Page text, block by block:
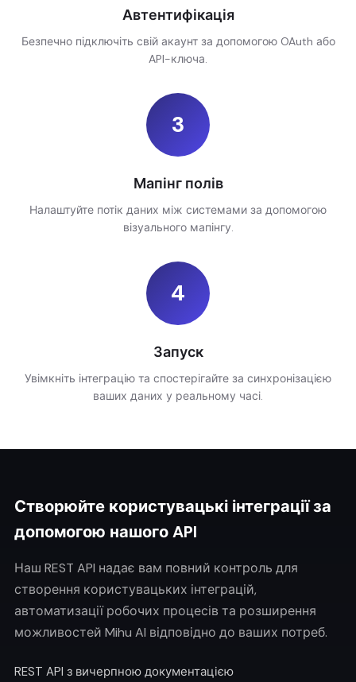
Автентифікація
Безпечно підключіть свій акаунт за допомогою OAuth або
API-ключа.
3
Мапінг полів
Налаштуйте потік даних між системами за допомогою
візуального мапінгу.
4
Запуск
Увімкніть інтеграцію та спостерігайте за синхронізацією
ваших даних у реальному часі.
Створюйте користувацькі інтеграції за
допомогою нашого API
Наш REST API надає вам повний контроль для
створення користувацьких інтеграцій,
автоматизації робочих процесів та розширення
можливостей Mihu AI відповідно до ваших потреб.
REST API з вичерпною документацією